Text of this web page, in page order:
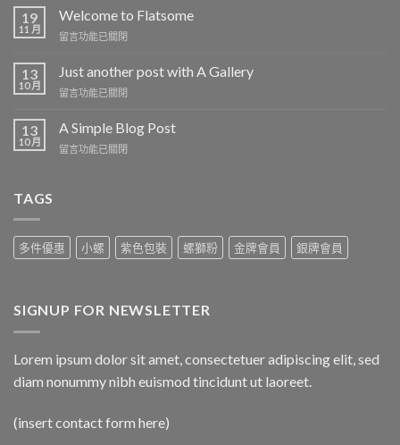
站
一
文
章〉
中
19
11 月
Welcome to Flatsome
在
to
中
留言功能已關閉
13
10 月
Just another post with A Gallery
在
another
with
留言功能已關閉
13
10 月
A Simple Blog Post
在
留言功能已關閉
TAGS
多件優惠 小螺 紫色包裝 螺獅粉 金牌會員 銀牌會員
SIGNUP FOR NEWSLETTER
Lorem ipsum dolor sit amet, consectetuer adipiscing elit, sed
diam nonummy nibh euismod tincidunt ut laoreet.
(insert contact form here)